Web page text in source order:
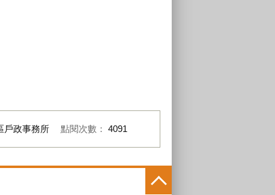
戶政事務所 點閱次數： 4091